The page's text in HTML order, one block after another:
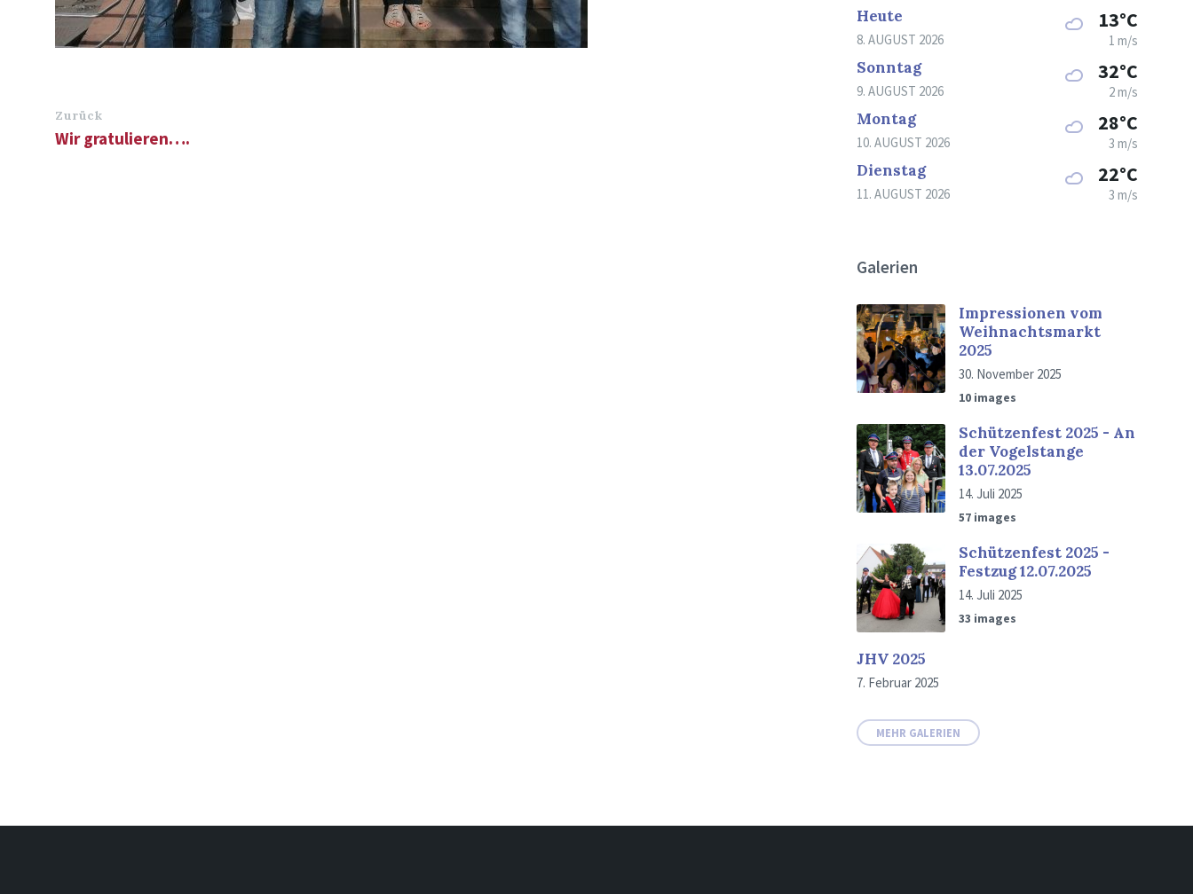
Zurück
Wir gratulieren….
Heute
8. AUGUST 2026
13°C
1 m/s
Sonntag
9. AUGUST 2026
32°C
2 m/s
Montag
10. AUGUST 2026
28°C
3 m/s
Dienstag
11. AUGUST 2026
22°C
3 m/s
Galerien
Impressionen vom
Weihnachtsmarkt
2025
30. November 2025
10 images
Schützenfest 2025 - An
der Vogelstange
13.07.2025
14. Juli 2025
57 images
Schützenfest 2025 -
Festzug 12.07.2025
14. Juli 2025
33 images
JHV 2025
7. Februar 2025
MEHR GALERIEN